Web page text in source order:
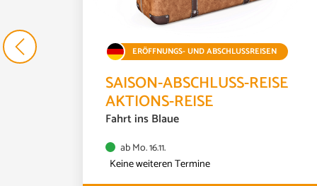
ERÖFFNUNGS- UND ABSCHLUSSREISEN
SAISON-ABSCHLUSS-REISE
AKTIONS-REISE
Fahrt ins Blaue
ab Mo. 16.11.
Keine weiteren Termine